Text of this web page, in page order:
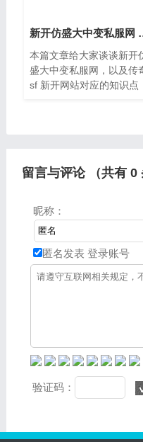
新开仿盛
本篇文章给大家谈谈新开
盛大中变私服网，以及传
sf 新开网站对应的知识点
留言与评论 （共有 0
昵称：
匿名发表 登录账号
验证码：